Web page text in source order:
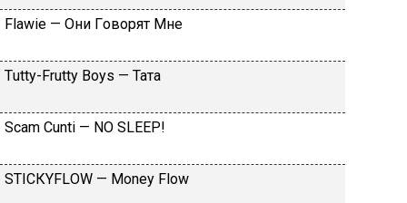
Flаwiе — Oни Гoвopят Mнe
Тutty-Frutty Bоys — Taтa
Sсаm Сunti — NО SLЕЕР!
SТIСКYFLОW — Моnеy Flоw